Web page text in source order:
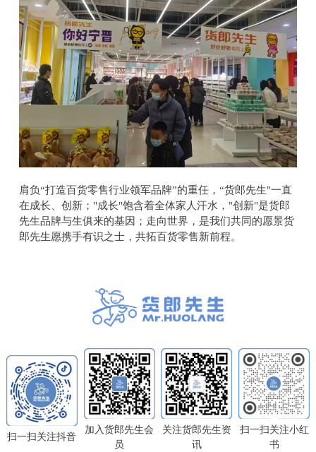
肩负“打造百货零售行业领军品牌”的重任，“货郎先生"一直
在成长、创新；"成长"饱含着全体家人汗水，"创新"是货郎
先生品牌与生俱来的基因；走向世界，是我们共同的愿景货
郎先生愿携手有识之士，共拓百货零售新前程。
扫一扫关注抖音
加入货郎先生会
员
关注货郎先生资
讯
扫一扫关注小红
书